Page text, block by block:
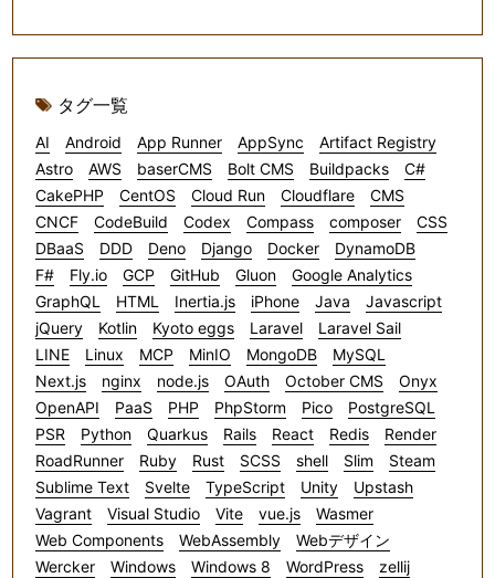
タグ一覧
AI Android App Runner AppSync
Artifact Registry
Astro
AWS baserCMS Bolt CMS Buildpacks
C#
CakePHP
CentOS Cloud Run Cloudflare
CMS
CNCF
CodeBuild Codex Compass composer
CSS
DBaaS
DDD Deno Django Docker
DynamoDB
F#
Fly.io GCP GitHub Gluon
Google Analytics
GraphQL
HTML Inertia.js iPhone Java
Javascript
jQuery
Kotlin Kyoto eggs Laravel
Laravel Sail
LINE
Linux MCP MinIO MongoDB
MySQL
Next.js
nginx node.js OAuth October CMS
Onyx
OpenAPI
PaaS PHP PhpStorm Pico
PostgreSQL
PSR
Python Quarkus Rails React Redis
Render
RoadRunner
Ruby Rust SCSS shell Slim
Steam
Sublime Text
Svelte TypeScript Unity
Upstash
Vagrant
Visual Studio Vite vue.js
Wasmer
Web Components
WebAssembly
Webデザイン
Wercker
Windows Windows 8 WordPress
zellij